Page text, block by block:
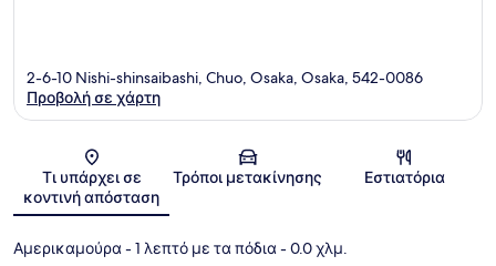
Χάρτης
2-6-10 Nishi-shinsaibashi, Chuo, Osaka, Osaka, 542-0086
Προβολή σε χάρτη
Τι υπάρχει σε
κοντινή απόσταση
Τρόποι μετακίνησης Εστιατόρια
Αμερικαμούρα- 1 λεπτό με τα πόδια- 0.0 χλμ.